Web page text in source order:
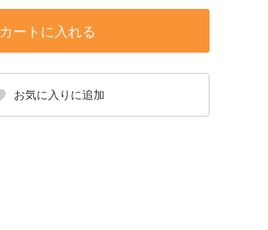
カートに入れる
お気に入りに追加